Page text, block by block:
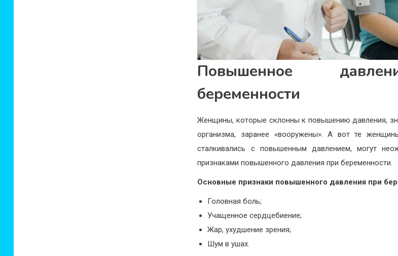
Повышенное
беременности
Женщины, которые склонны к повышению давления,
организма, заранее «вооружены». А вот те
сталкивались с повышенным давлением, могут
признаками повышенного давления при беременности.
Основные признаки повышенного давления при
Головная боль;
Учащенное сердцебиение;
Жар, ухудшение зрения;
Шум в ушах.